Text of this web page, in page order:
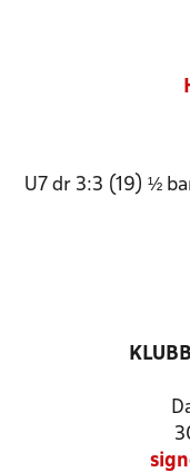
U7 dr 3:3 (19) ½